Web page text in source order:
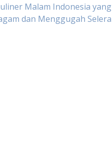
Malam Indonesia yang
dan Menggugah Selera